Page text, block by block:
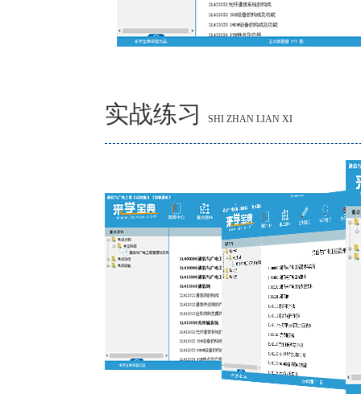
实战练习 SHI ZHAN LIAN XI